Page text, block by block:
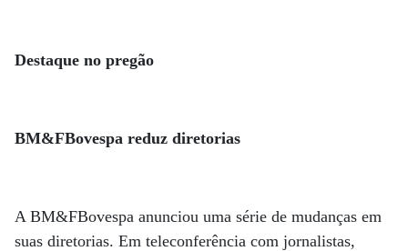
Destaque no pregão
BM&FBovespa reduz diretorias
A BM&FBovespa anunciou uma série de mudanças em
suas diretorias. Em teleconferência com jornalistas,